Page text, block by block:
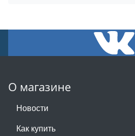
О магазине
Новости
Как купить